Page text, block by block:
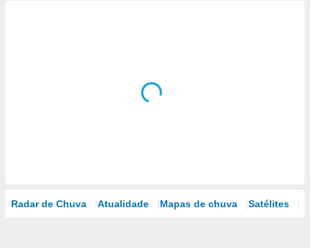
Radar de Chuva Atualidade Mapas de chuva Satélites